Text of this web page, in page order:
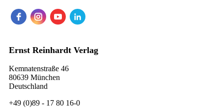
Ernst Reinhardt Verlag
Kemnatenstraße 46
80639 München
Deutschland
+49 (0)89 - 17 80 16-0